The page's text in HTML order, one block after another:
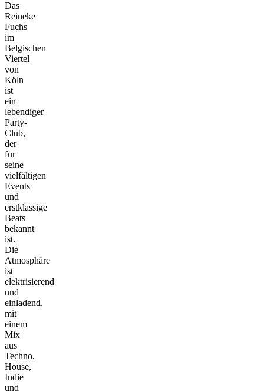
Das
Reineke
Fuchs
im
Belgischen
Viertel
von
Köln
ist
ein
lebendiger
Party-
Club,
der
für
seine
vielfältigen
Events
und
erstklassige
Beats
bekannt
ist.
Die
Atmosphäre
ist
elektrisierend
und
einladend,
mit
einem
Mix
aus
Techno,
House,
Indie
und